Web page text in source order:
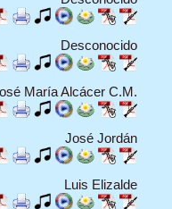
Desconocido
María Alcácer C.M.
José Jordán
Luis Elizalde